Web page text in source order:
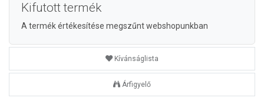
Kifutott termék
A termék értékesítése megszűnt webshopunkban
Kívánságlista
Árfigyelő